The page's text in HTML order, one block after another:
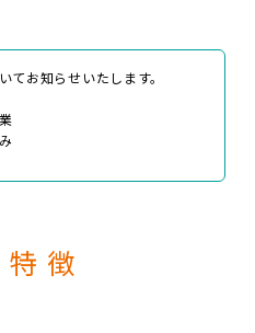
てお知らせいたします。
徴